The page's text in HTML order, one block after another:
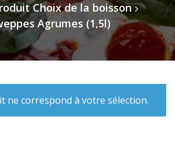
Choix de la boisson
Agrumes (1,5l)
ne correspond à votre sélection.